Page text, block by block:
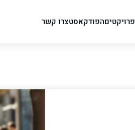
פרויקטיםהפודקאסטצרו קשר